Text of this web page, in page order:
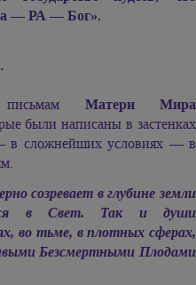
—РА—Бог».
Матери Мира
были написаны в застенках
в сложнейших условиях — в
созревает в глубине земли
в Свет. Так и души
во тьме, в плотных сферах,
Безсмертными Плодами